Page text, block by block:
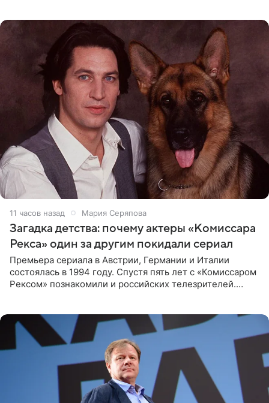
11 часов назад Мария Серяпова
Загадка детства: почему актеры «Комиссара
Рекса» один за другим покидали сериал
Премьера сериала в Австрии, Германии и Италии
состоялась в 1994 году. Спустя пять лет с «Комиссаром
Рексом» познакомили и российских телезрителей.